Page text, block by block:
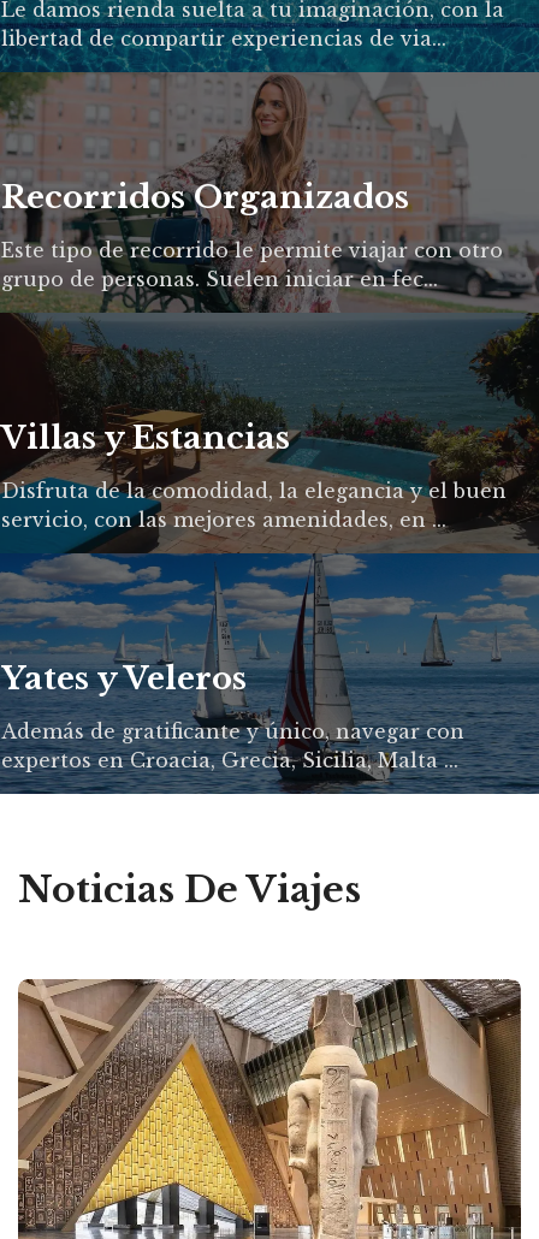
Le damos rienda suelta a tu imaginación, con la
libertad de compartir experiencias de via...
Recorridos Organizados
Este tipo de recorrido le permite viajar con otro
grupo de personas. Suelen iniciar en fec...
Villas y Estancias
Disfruta de la comodidad, la elegancia y el buen
servicio, con las mejores amenidades, en ...
Yates y Veleros
Además de gratificante y único, navegar con
expertos en Croacia, Grecia, Sicilia, Malta ...
Noticias De Viajes